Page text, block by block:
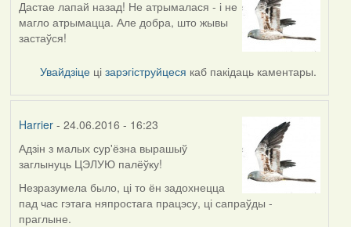
Дастае лапай назад! Не атрымалася - і не
магло атрымацца. Але добра, што жывы
застаўся!
Увайдзіце цізарэгіструйцеся каб пакідаць каментары.
Harrier- 24.06.2016 - 16:23
Адзін з малых сур'ёзна вырашыў
заглынуць ЦЭЛУЮ палёўку!
Незразумела было, ці то ён задохнецца
пад час гэтага няпростага працэсу, ці сапраўды -
праглыне.